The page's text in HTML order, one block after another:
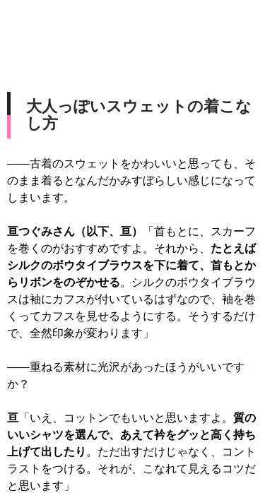
大人っぽいスウェットの着こな
し方
――古着のスウェットをかわいいと思っても、そ
のまま着るとなんだかみすぼらしい感じになって
しまいます。
亘つぐみさん（以下、亘）
「首もとに、スカーフ
を巻くのがおすすめですよ。それから、 たとえば
シルクのボウタイブラウスを下に着て、首もとか
らリボンをのぞかせる。シルクのボウタイブラウ
スは袖にカフスが付いているはずなので、袖を巻
くってカフスを見せるようにする。そうするだけ
で、全然印象が変わります」
――重ねる素材に光沢があったほうがいいです
か？
亘 「いえ、コットンでもいいと思いますよ。 質の
いいシャツを選んで、あえて衿をグッと高く持ち
上げて出したり 。ただ出すだけじゃなく、コント
ラストをつける。それが、こなれて見えるコツだ
と思います」